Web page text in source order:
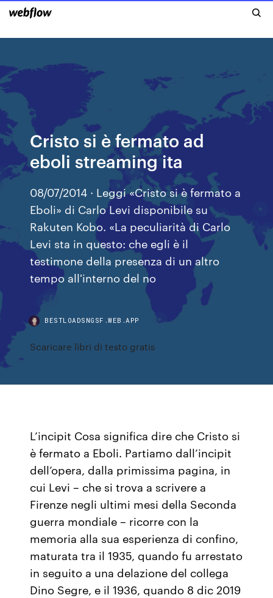
Cristo si è fermato ad
eboli streaming ita
08/07/2014 · Leggi «Cristo si è fermato a
Eboli» di Carlo Levi disponibile su
Rakuten Kobo. «La peculiarità di Carlo
Levi sta in questo: che egli è il
testimone della presenza di un altro
tempo all'interno del no
BESTLOADSNGSF.WEB.APP
Scaricare libri di testo gratis
L’incipit Cosa significa dire che Cristo si
è fermato a Eboli. Partiamo dall’incipit
dell’opera, dalla primissima pagina, in
cui Levi – che si trova a scrivere a
Firenze negli ultimi mesi della Seconda
guerra mondiale – ricorre con la
memoria alla sua esperienza di confino,
maturata tra il 1935, quando fu arrestato
in seguito a una delazione del collega
Dino Segre, e il 1936, quando 8 dic 2019